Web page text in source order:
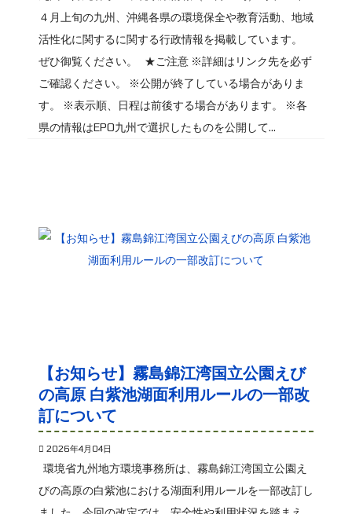
４月上旬の九州、沖縄各県の環境保全や教育活動、地域
活性化に関するに関する行政情報を掲載しています。
ぜひ御覧ください。 ★ご注意 ※詳細はリンク先を必ず
ご確認ください。 ※公開が終了している場合がありま
す。 ※表示順、日程は前後する場合があります。 ※各
県の情報はEPO九州で選択したものを公開して...
【お知らせ】霧島錦江湾国立公園えび
の高原 白紫池湖面利用ルールの一部改
訂について
2026年4月04日
環境省九州地方環境事務所は、霧島錦江湾国立公園え
びの高原の白紫池における湖面利用ルールを一部改訂し